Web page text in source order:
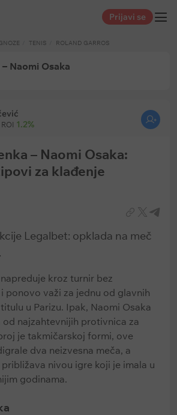
Prijavi se
TENIS ROLAND GARROS
Naomi Osaka
ROI 1.2%
– Naomi Osaka:
za klađenje
Legalbet: opklada na meč
kroz turnir bez
ponovo važi za jednu od glavnih
u Parizu. Ipak, Naomi Osaka
najzahtevnijih protivnica za
je takmičarskoj formi, ove
dva neizvesna meča, a
nivou igre koji je imala u
godinama.